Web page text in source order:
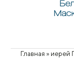
Вы здесь
Главная » иерей